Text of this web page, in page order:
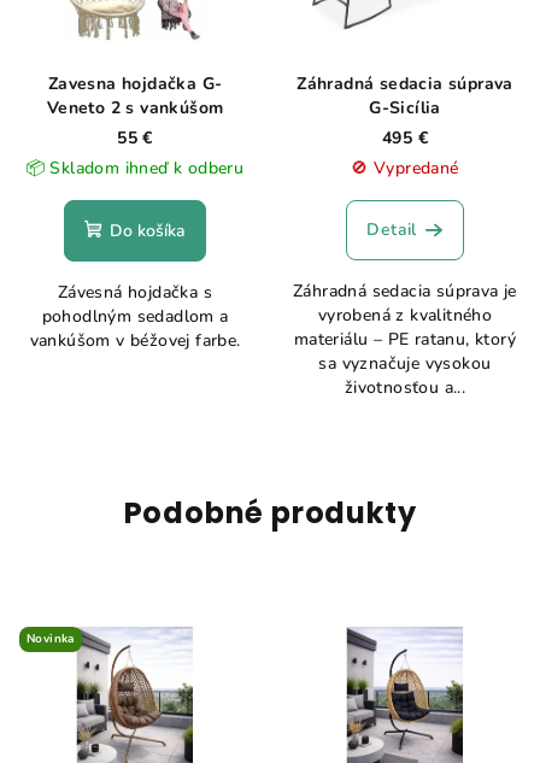
Zavesna hojdačka G-
Veneto 2 s vankúšom
55 €
📦 Skladom ihneď k odberu
Do košíka
Závesná hojdačka s
pohodlným sedadlom a
vankúšom v béžovej farbe.
Záhradná sedacia súprava
G-Sicília
495 €
🚫 Vypredané
Detail
Záhradná sedacia súprava je
vyrobená z kvalitného
materiálu – PE ratanu, ktorý
sa vyznačuje vysokou
životnosťou a...
Podobné produkty
Novinka